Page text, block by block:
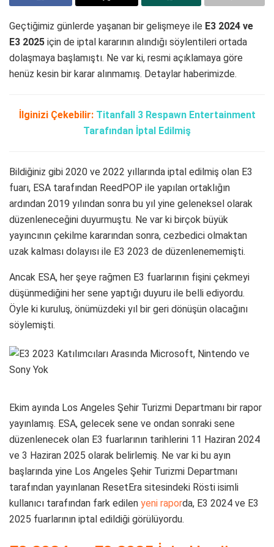
Geçtiğimiz günlerde yaşanan bir gelişmeye ile E3 2024 ve
E3 2025 için de iptal kararının alındığı söylentileri ortada
dolaşmaya başlamıştı. Ne var ki, resmi açıklamaya göre
henüz kesin bir karar alınmamış. Detaylar haberimizde.
İlginizi Çekebilir: Titanfall 3 Respawn Entertainment
Tarafından İptal Edilmiş
Bildiğiniz gibi 2020 ve 2022 yıllarında iptal edilmiş olan E3
fuarı, ESA tarafından ReedPOP ile yapılan ortaklığın
ardından 2019 yılından sonra bu yıl yine geleneksel olarak
düzenleneceğini duyurmuştu. Ne var ki birçok büyük
yayıncının çekilme kararından sonra, cezbedici olmaktan
uzak kalması dolayısı ile E3 2023 de düzenlenememişti.
Ancak ESA, her şeye rağmen E3 fuarlarının fişini çekmeyi
düşünmediğini her sene yaptığı duyuru ile belli ediyordu.
Öyle ki kuruluş, önümüzdeki yıl bir geri dönüşün olacağını
söylemişti.
Ekim ayında Los Angeles Şehir Turizmi Departmanı bir rapor
yayınlamış. ESA, gelecek sene ve ondan sonraki sene
düzenlenecek olan E3 fuarlarının tarihlerini 11 Haziran 2024
ve 3 Haziran 2025 olarak belirlemiş. Ne var ki bu ayın
başlarında yine Los Angeles Şehir Turizmi Departmanı
tarafından yayınlanan ResetEra sitesindeki Rösti isimli
kullanıcı tarafından fark edilen yeni raporda, E3 2024 ve E3
2025 fuarlarının iptal edildiği görülüyordu.